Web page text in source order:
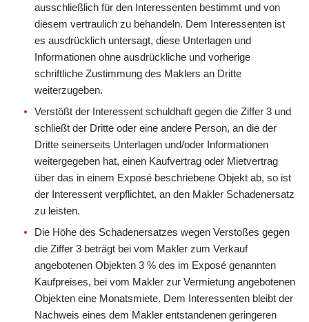
ausschließlich für den Interessenten bestimmt und von
diesem vertraulich zu behandeln. Dem Interessenten ist
es ausdrücklich untersagt, diese Unterlagen und
Informationen ohne ausdrückliche und vorherige
schriftliche Zustimmung des Maklers an Dritte
weiterzugeben.
Verstößt der Interessent schuldhaft gegen die Ziffer 3 und
schließt der Dritte oder eine andere Person, an die der
Dritte seinerseits Unterlagen und/oder Informationen
weitergegeben hat, einen Kaufvertrag oder Mietvertrag
über das in einem Exposé beschriebene Objekt ab, so ist
der Interessent verpflichtet, an den Makler Schadenersatz
zu leisten.
Die Höhe des Schadenersatzes wegen Verstoßes gegen
die Ziffer 3 beträgt bei vom Makler zum Verkauf
angebotenen Objekten 3 % des im Exposé genannten
Kaufpreises, bei vom Makler zur Vermietung angebotenen
Objekten eine Monatsmiete. Dem Interessenten bleibt der
Nachweis eines dem Makler entstandenen geringeren